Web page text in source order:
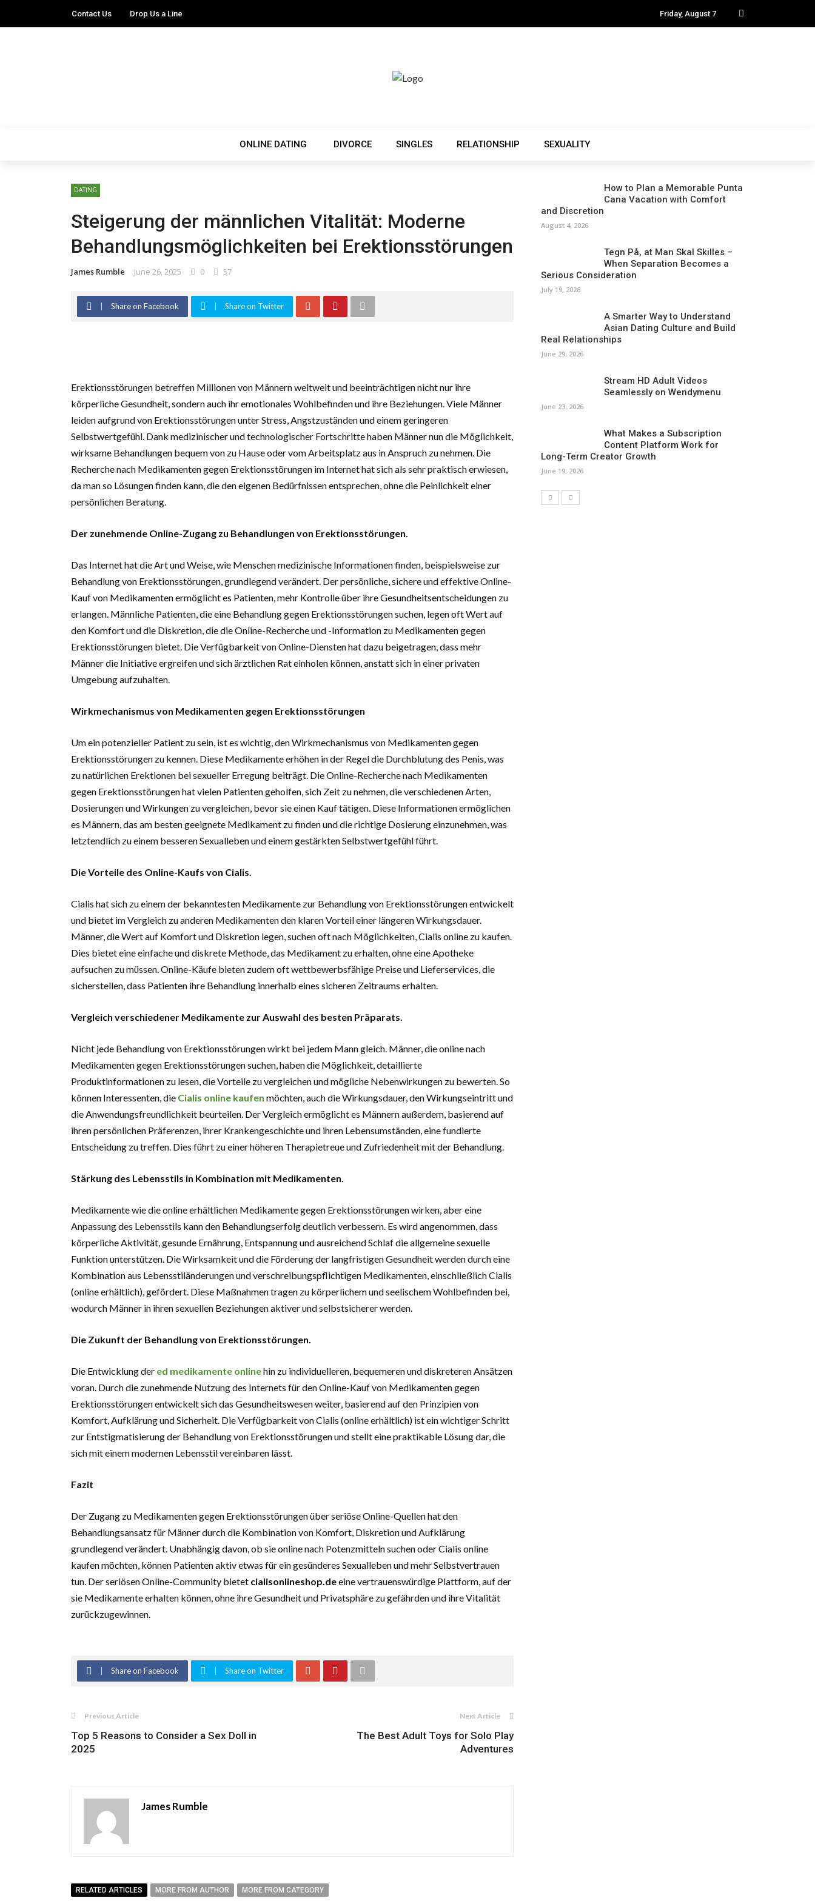
Contact Us Drop Us a Line Friday, August 7
ONLINE DATING DIVORCE SINGLES RELATIONSHIP SEXUALITY
DATING
Steigerung der männlichen Vitalität: Moderne
Behandlungsmöglichkeiten bei Erektionsstörungen
James Rumble June 26, 2025 0 57
Share on Facebook Share on Twitter
Erektionsstörungen betreffen Millionen von Männern weltweit und beeinträchtigen nicht nur ihre
körperliche Gesundheit, sondern auch ihr emotionales Wohlbefinden und ihre Beziehungen. Viele Männer
leiden aufgrund von Erektionsstörungen unter Stress, Angstzuständen und einem geringeren
Selbstwertgefühl. Dank medizinischer und technologischer Fortschritte haben Männer nun die Möglichkeit,
wirksame Behandlungen bequem von zu Hause oder vom Arbeitsplatz aus in Anspruch zu nehmen. Die
Recherche nach Medikamenten gegen Erektionsstörungen im Internet hat sich als sehr praktisch erwiesen,
da man so Lösungen finden kann, die den eigenen Bedürfnissen entsprechen, ohne die Peinlichkeit einer
persönlichen Beratung.
Der zunehmende Online-Zugang zu Behandlungen von Erektionsstörungen.
Das Internet hat die Art und Weise, wie Menschen medizinische Informationen finden, beispielsweise zur
Behandlung von Erektionsstörungen, grundlegend verändert. Der persönliche, sichere und effektive Online-
Kauf von Medikamenten ermöglicht es Patienten, mehr Kontrolle über ihre Gesundheitsentscheidungen zu
erlangen. Männliche Patienten, die eine Behandlung gegen Erektionsstörungen suchen, legen oft Wert auf
den Komfort und die Diskretion, die die Online-Recherche und -Information zu Medikamenten gegen
Erektionsstörungen bietet. Die Verfügbarkeit von Online-Diensten hat dazu beigetragen, dass mehr
Männer die Initiative ergreifen und sich ärztlichen Rat einholen können, anstatt sich in einer privaten
Umgebung aufzuhalten.
Wirkmechanismus von Medikamenten gegen Erektionsstörungen
Um ein potenzieller Patient zu sein, ist es wichtig, den Wirkmechanismus von Medikamenten gegen
Erektionsstörungen zu kennen. Diese Medikamente erhöhen in der Regel die Durchblutung des Penis, was
zu natürlichen Erektionen bei sexueller Erregung beiträgt. Die Online-Recherche nach Medikamenten
gegen Erektionsstörungen hat vielen Patienten geholfen, sich Zeit zu nehmen, die verschiedenen Arten,
Dosierungen und Wirkungen zu vergleichen, bevor sie einen Kauf tätigen. Diese Informationen ermöglichen
es Männern, das am besten geeignete Medikament zu finden und die richtige Dosierung einzunehmen, was
letztendlich zu einem besseren Sexualleben und einem gestärkten Selbstwertgefühl führt.
Die Vorteile des Online-Kaufs von Cialis.
Cialis hat sich zu einem der bekanntesten Medikamente zur Behandlung von Erektionsstörungen entwickelt
und bietet im Vergleich zu anderen Medikamenten den klaren Vorteil einer längeren Wirkungsdauer.
Männer, die Wert auf Komfort und Diskretion legen, suchen oft nach Möglichkeiten, Cialis online zu kaufen.
Dies bietet eine einfache und diskrete Methode, das Medikament zu erhalten, ohne eine Apotheke
aufsuchen zu müssen. Online-Käufe bieten zudem oft wettbewerbsfähige Preise und Lieferservices, die
sicherstellen, dass Patienten ihre Behandlung innerhalb eines sicheren Zeitraums erhalten.
Vergleich verschiedener Medikamente zur Auswahl des besten Präparats.
Nicht jede Behandlung von Erektionsstörungen wirkt bei jedem Mann gleich. Männer, die online nach
Medikamenten gegen Erektionsstörungen suchen, haben die Möglichkeit, detaillierte
Produktinformationen zu lesen, die Vorteile zu vergleichen und mögliche Nebenwirkungen zu bewerten. So
können Interessenten, die Cialis online kaufen möchten, auch die Wirkungsdauer, den Wirkungseintritt und
die Anwendungsfreundlichkeit beurteilen. Der Vergleich ermöglicht es Männern außerdem, basierend auf
ihren persönlichen Präferenzen, ihrer Krankengeschichte und ihren Lebensumständen, eine fundierte
Entscheidung zu treffen. Dies führt zu einer höheren Therapietreue und Zufriedenheit mit der Behandlung.
Stärkung des Lebensstils in Kombination mit Medikamenten.
Medikamente wie die online erhältlichen Medikamente gegen Erektionsstörungen wirken, aber eine
Anpassung des Lebensstils kann den Behandlungserfolg deutlich verbessern. Es wird angenommen, dass
körperliche Aktivität, gesunde Ernährung, Entspannung und ausreichend Schlaf die allgemeine sexuelle
Funktion unterstützen. Die Wirksamkeit und die Förderung der langfristigen Gesundheit werden durch eine
Kombination aus Lebensstiländerungen und verschreibungspflichtigen Medikamenten, einschließlich Cialis
(online erhältlich), gefördert. Diese Maßnahmen tragen zu körperlichem und seelischem Wohlbefinden bei,
wodurch Männer in ihren sexuellen Beziehungen aktiver und selbstsicherer werden.
Die Zukunft der Behandlung von Erektionsstörungen.
Die Entwicklung der ed medikamente onlinehin zu individuelleren, bequemeren und diskreteren Ansätzen
voran. Durch die zunehmende Nutzung des Internets für den Online-Kauf von Medikamenten gegen
Erektionsstörungen entwickelt sich das Gesundheitswesen weiter, basierend auf den Prinzipien von
Komfort, Aufklärung und Sicherheit. Die Verfügbarkeit von Cialis (online erhältlich) ist ein wichtiger Schritt
zur Entstigmatisierung der Behandlung von Erektionsstörungen und stellt eine praktikable Lösung dar, die
sich mit einem modernen Lebensstil vereinbaren lässt.
Fazit
Der Zugang zu Medikamenten gegen Erektionsstörungen über seriöse Online-Quellen hat den
Behandlungsansatz für Männer durch die Kombination von Komfort, Diskretion und Aufklärung
grundlegend verändert. Unabhängig davon, ob sie online nach Potenzmitteln suchen oder Cialis online
kaufen möchten, können Patienten aktiv etwas für ein gesünderes Sexualleben und mehr Selbstvertrauen
tun. Der seriösen Online-Community bietet cialisonlineshop.deeine vertrauenswürdige Plattform, auf der
sie Medikamente erhalten können, ohne ihre Gesundheit und Privatsphäre zu gefährden und ihre Vitalität
zurückzugewinnen.
Share on Facebook Share on Twitter
Previous Article
Top 5 Reasons to Consider a Sex Doll in
2025
Next Article
The Best Adult Toys for Solo Play
Adventures
James Rumble
RELATED ARTICLES MORE FROM AUTHOR MORE FROM CATEGORY
How to Plan a Memorable Punta
Cana Vacation with Comfort
and Discretion
August 4, 2026
Tegn På, at Man Skal Skilles –
When Separation Becomes a
Serious Consideration
July 19, 2026
A Smarter Way to Understand
Asian Dating Culture and Build
Real Relationships
June 29, 2026
Stream HD Adult Videos
Seamlessly on Wendymenu
June 23, 2026
What Makes a Subscription
Content Platform Work for
Long-Term Creator Growth
June 19, 2026